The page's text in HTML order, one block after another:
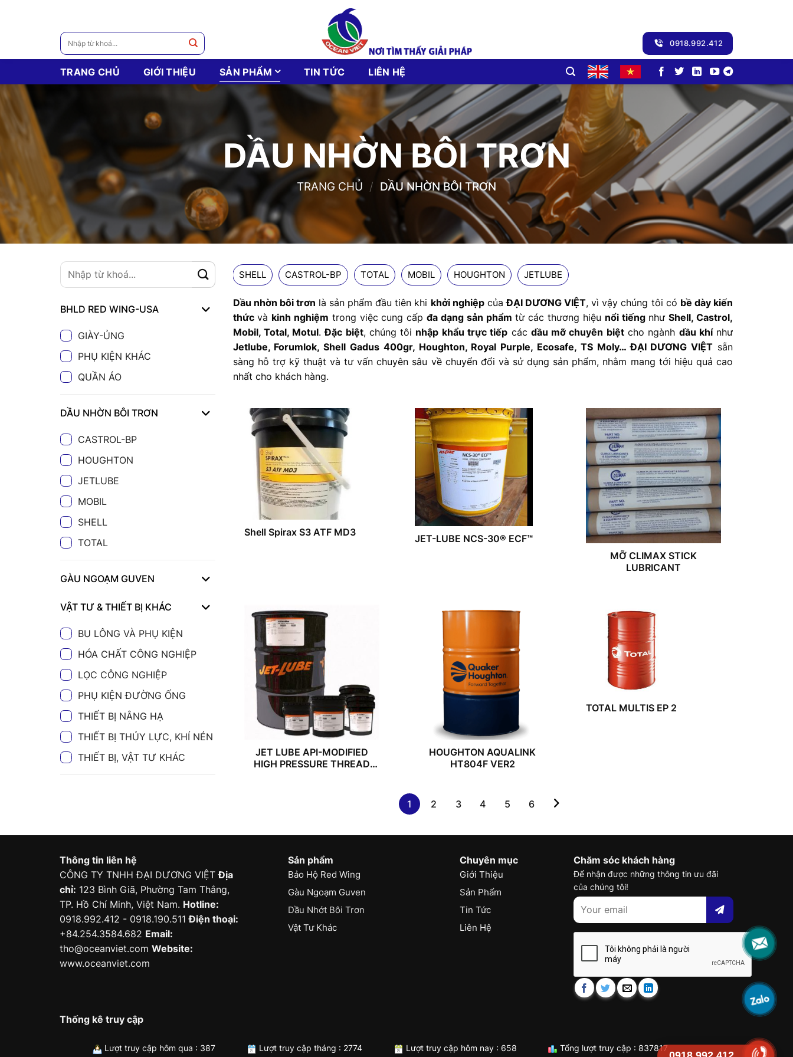
Tìm
kiếm:
0918.992.412
TRANG CHỦ GIỚI THIỆU SẢN PHẨM TIN TỨC LIÊN HỆ
DẦU NHỜN BÔI TRƠN
TRANG CHỦ / DẦU NHỜN BÔI TRƠN
BHLD RED WING-USA
GIÀY-ỦNG
PHỤ KIỆN KHÁC
QUẦN ÁO
DẦU NHỜN BÔI TRƠN
CASTROL-BP
HOUGHTON
JETLUBE
MOBIL
SHELL
TOTAL
GÀU NGOẠM GUVEN
VẬT TƯ & THIẾT BỊ KHÁC
BU LÔNG VÀ PHỤ KIỆN
HÓA CHẤT CÔNG NGHIỆP
LỌC CÔNG NGHIỆP
PHỤ KIỆN ĐƯỜNG ỐNG
THIẾT BỊ NÂNG HẠ
THIẾT BỊ THỦY LỰC, KHÍ NÉN
THIẾT BỊ, VẬT TƯ KHÁC
SHELL CASTROL-BP TOTAL MOBIL HOUGHTON JETLUBE
Dầu nhờn bôi trơn là sản phẩm đầu tiên khi khởi nghiệpcủaĐẠI DƯƠNG VIỆT, vì vậy chúng tôi có bề dày kiến
thứcvà kinh nghiệm trong việc cung cấpđa dạng sản phẩm từ các thương hiệu nổi tiếngnhưShell, Castrol,
Mobil, Total, Motul.Đặc biệt, chúng tôi nhập khẩu trực tiếp các dầu mỡ chuyên biệtcho ngành dầu khínhư
Jetlube, Forumlok, Shell Gadus 400gr, Houghton, Royal Purple, Ecosafe, TS Moly…ĐẠI DƯƠNG VIỆT sẵn
sàng hỗ trợ kỹ thuật và tư vấn chuyên sâu về chuyển đổi và sử dụng sản phẩm, nhằm mang tới hiệu quả cao
nhất cho khách hàng.
Shell Spirax S3 ATF MD3
JET-LUBE NCS-30® ECF™
MỠ CLIMAX STICK
LUBRICANT
JET LUBE API-MODIFIED
HIGH PRESSURE THREAD
HOUGHTON AQUALINK
HT804F VER2
TOTAL MULTIS EP 2
1 2 3 4 5 6
Thông tin liên hệ
CÔNG TY TNHH ĐẠI DƯƠNG VIỆTĐịa
chỉ: 123 Bình Giã, Phường Tam Thắng,
TP. Hồ Chí Minh, Việt Nam. Hotline:
0918.992.412 - 0918.190.511Điện thoại:
+84.254.3584.682 Email:
tho@oceanviet.com Website:
www.oceanviet.com
Sản phẩm
Bảo Hộ Red Wing
Gàu Ngoạm Guven
Dầu Nhớt Bôi Trơn
Vật Tư Khác
Chuyên mục
Giới Thiệu
Sản Phẩm
Tin Tức
Liên Hệ
Chăm sóc khách hàng
Để nhận được những thông tin ưu đãi
của chúng tôi!
Thống kê truy cập
Lượt truy cập hôm qua : 387 Lượt truy cập tháng : 2774 Lượt truy cập hôm nay : 658 Tổng lượt truy cập : 837817